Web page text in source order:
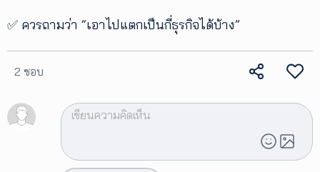
✅ ควรถามว่า “เอาไปแตกเป็นกี่ธุรกิจได้บ้าง”
2 ชอบ